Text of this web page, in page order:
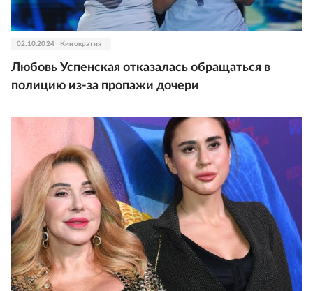
02.10.2024 Кинократия
Любовь Успенская отказалась обращаться в
полицию из-за пропажи дочери